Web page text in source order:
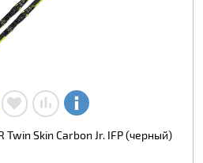
Twin Skin Carbоn Jr. IFP (черный)